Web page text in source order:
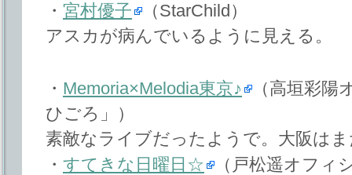
・ 宮村優子
（StarChild）
アスカが病んでいるように見える。
・ Memoria×Melodia東京♪
（高垣彩
ひごろ」）
素敵なライブだったようで。大阪は
・ すてきな日曜日☆
（戸松遥オフィ